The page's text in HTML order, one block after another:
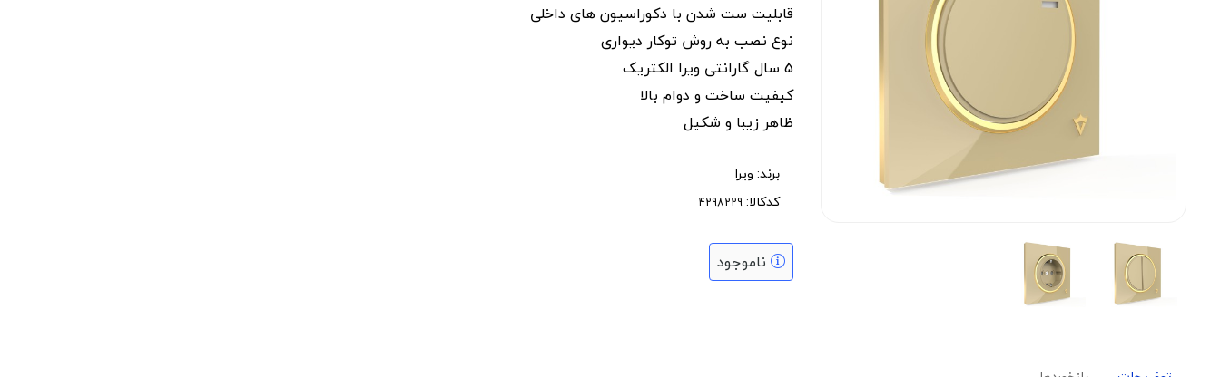
قابلیت ست شدن با دکوراسیون های داخلی
نوع نصب به روش توکار دیواری
5 سال گارانتی ویرا الکتریک
کیفیت ساخت و دوام بالا
ظاهر زیبا و شکیل
برند: ویرا
کدکالا:
ناموجود